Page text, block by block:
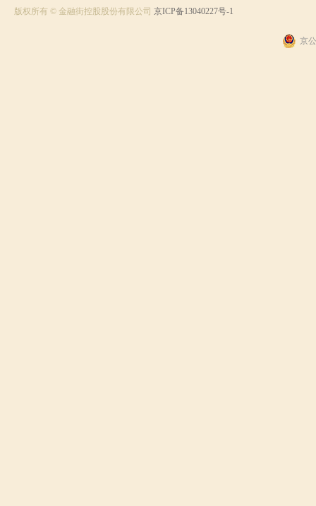
版权所有 © 金融街控股股份有限公司 京ICP备13040227号-1
京